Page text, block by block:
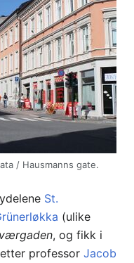
/ Hausmanns gate.
St.
(ulike
, og fikk i
professor Jacob